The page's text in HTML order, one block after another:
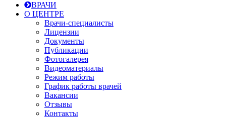
ВРАЧИ
О ЦЕНТРЕ
Врачи-специалисты
Лицензии
Документы
Публикации
Фотогалерея
Видеоматериалы
Режим работы
График работы врачей
Вакансии
Отзывы
Контакты